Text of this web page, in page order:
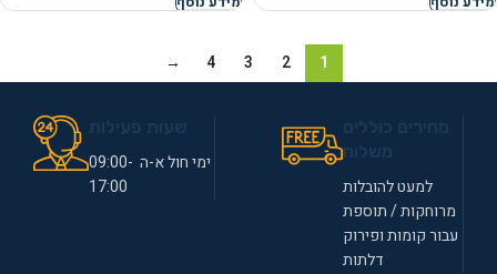
1
2
3
4
→
למעט להובלות
מרוחקות / תוספת
עבור קומות ופירוק
דלתות
ימי חול א-ה 09:00-
17:00